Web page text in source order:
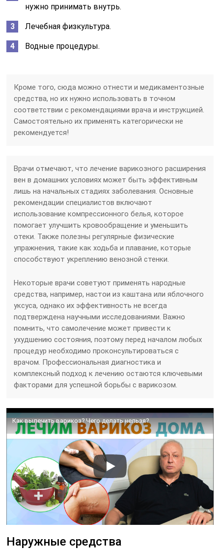
нужно принимать внутрь.
Лечебная физкультура.
Водные процедуры.
Кроме того, сюда можно отнести и медикаментозные
средства, но их нужно использовать в точном
соответствии с рекомендациями врача и инструкцией.
Самостоятельно их применять категорически не
рекомендуется!
Врачи отмечают, что лечение варикозного расширения
вен в домашних условиях может быть эффективным
лишь на начальных стадиях заболевания. Основные
рекомендации специалистов включают
использование компрессионного белья, которое
помогает улучшить кровообращение и уменьшить
отеки. Также полезны регулярные физические
упражнения, такие как ходьба и плавание, которые
способствуют укреплению венозной стенки.
Некоторые врачи советуют применять народные
средства, например, настои из каштана или яблочного
уксуса, однако их эффективность не всегда
подтверждена научными исследованиями. Важно
помнить, что самолечение может привести к
ухудшению состояния, поэтому перед началом любых
процедур необходимо проконсультироваться с
врачом. Профессиональная диагностика и
комплексный подход к лечению остаются ключевыми
факторами для успешной борьбы с варикозом.
Как вылечить варикоз? Чего делать нельзя?
Наружные средства